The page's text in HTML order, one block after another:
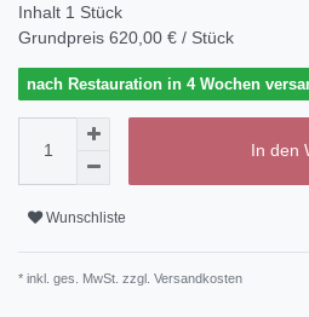
Inhalt 1 Stück
Grundpreis 620,00 € / Stück
nach Restauration in 4 Wochen
In den
Wunschliste
* inkl. ges. MwSt. zzgl. Versandkosten